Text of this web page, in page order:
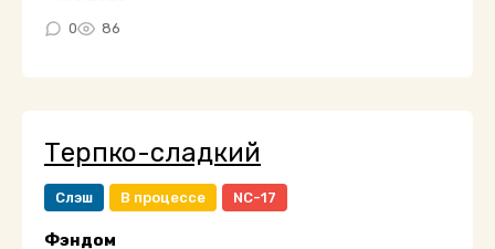
0 86
Терпко-сладкий
Слэш В процессе NC-17
Фэндом